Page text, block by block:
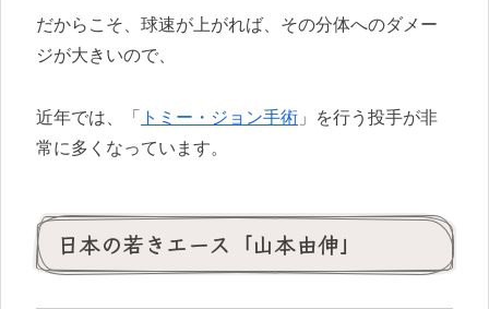
だからこそ、球速が上がれば、その分体へのダメー
ジが大きいので、
近年では、「 トミー・ジョン手術 」を行う投手が非
常に多くなっています。
日本の若きエース「山本由伸」